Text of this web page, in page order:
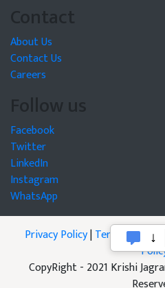
Contact
About Us
Contact Us
Careers
Follow us
Facebook
Twitter
LinkedIn
Instagram
WhatsApp
Privacy Policy|Terms of
CopyRight - 2021 Krishi